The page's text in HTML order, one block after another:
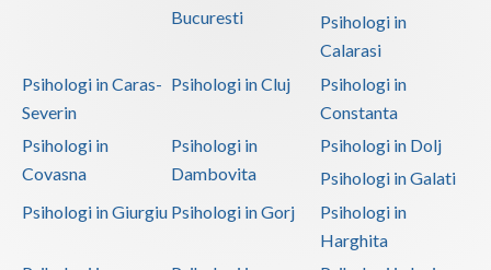
Interventie psihoterapeutica in tulburarea cont... (1)
Interventie psihoterapeutica in tulburarea de c... (1)
Interventie psihoterapeutica in tulburarea de s... (1)
Interventie psihoterapeutica in tulburarea dism... (1)
Interventie psihoterapeutica in tulburari ale c... (1)
Psihodiagnostic si evaluare clinica (2)
Psihoterapie - Interventie psihoterapeutica in ... (1)
Bucuresti
Psihologi in
Calarasi
Psihologi in Caras-
Severin
Psihologi in Cluj
Psihologi in
Constanta
Psihologi in
Covasna
Psihologi in
Dambovita
Psihologi in Dolj
Psihologi in Galati
Psihologi in Giurgiu Psihologi in Gorj
Psihologi in
Harghita